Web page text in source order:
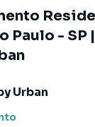
Paulo - SP
Urban